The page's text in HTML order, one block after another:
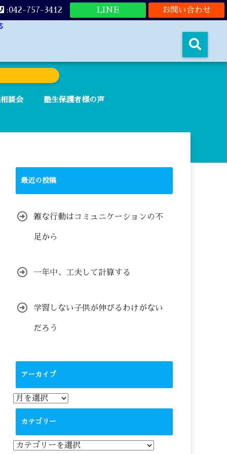
お問い合わせ
LINE
:042-757-3412
談会 塾生保護者様の声
最近の投稿
雑な行動はコミュニケーションの不
足から
一年中、工夫して計算する
学習しない子供が伸びるわけがない
だろう
アーカイブ
ア
ー
カテゴリー
カ